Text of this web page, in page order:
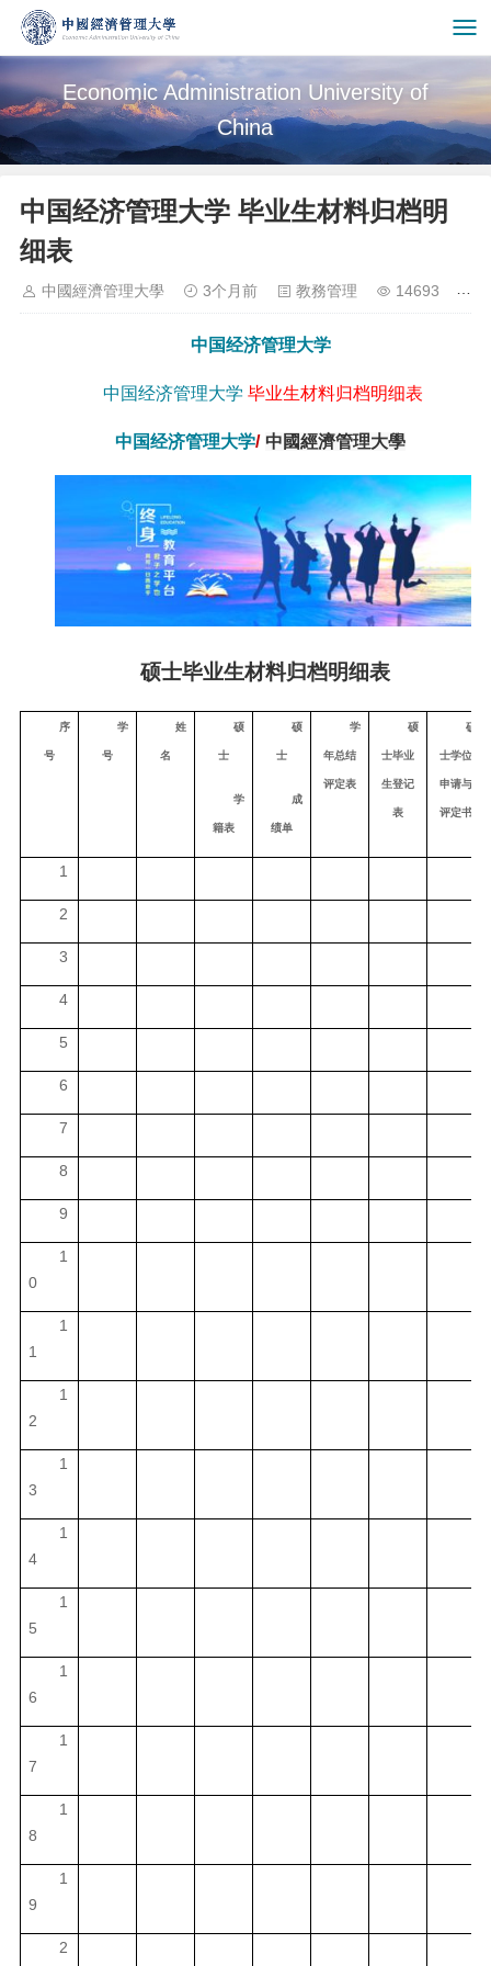
Economic Administration University of
China
中国经济管理大学 毕业生材料归档明
细表
中國經濟管理大學 3个月前 教務管理 14693
中国经济管理大学
中国经济管理大学 毕业生材料归档明细表
中国经济管理大学/ 中國經濟管理大學
硕士毕业生材料归档明细表
序
号
学
号
姓
名
硕
士
学
籍表
硕
士
成
绩单
学
年总结
评定表
硕
士毕业
生登记
表
硕
士学位
申请与
评定书
1
2
3
4
5
6
7
8
9
1
0
1
1
1
2
1
3
1
4
1
5
1
6
1
7
1
8
1
9
2